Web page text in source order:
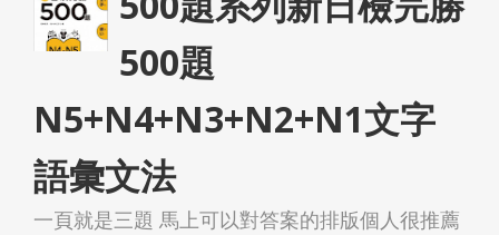
500題
N5+N4+N3+N2+N1文字
語彙文法
一頁就是三題 馬上可以對答案的排版個人很推薦